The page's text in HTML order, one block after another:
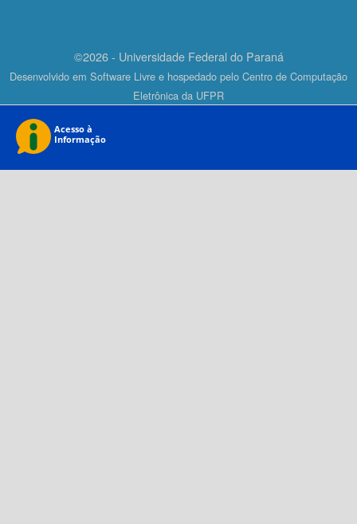
©2026 - Universidade Federal do Paraná
Desenvolvido em Software Livre e hospedado pelo Centro de Computação
Eletrônica da UFPR